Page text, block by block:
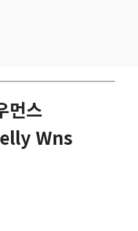
먼스
Wns